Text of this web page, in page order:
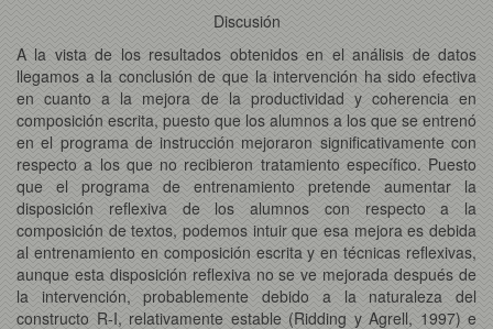
Discusión
A la vista de los resultados obtenidos en el análisis de datos
llegamos a la conclusión de que la intervención ha sido efectiva
en cuanto a la mejora de la productividad y coherencia en
composición escrita, puesto que los alumnos a los que se entrenó
en el programa de instrucción mejoraron significativamente con
respecto a los que no recibieron tratamiento específico. Puesto
que el programa de entrenamiento pretende aumentar la
disposición reflexiva de los alumnos con respecto a la
composición de textos, podemos intuir que esa mejora es debida
al entrenamiento en composición escrita y en técnicas reflexivas,
aunque esta disposición reflexiva no se ve mejorada después de
la intervención, probablemente debido a la naturaleza del
constructo R-I, relativamente estable (Ridding y Agrell, 1997) e